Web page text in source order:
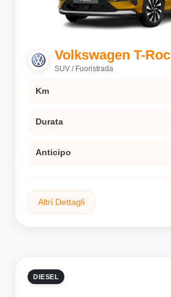
Volkswagen T-Roc
SUV / Fuoristrada
Km
Durata
Anticipo
Altri Dettagli
DIESEL